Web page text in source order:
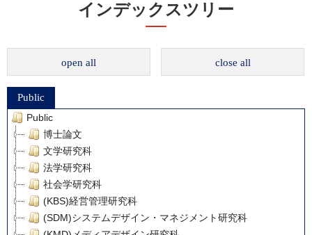
インデックスツリー
open all close all
Public
Public
博士論文
文学研究科
法学研究科
社会学研究科
(KBS)経営管理研究科
(SDM)システムデザイン・マネジメント研究科